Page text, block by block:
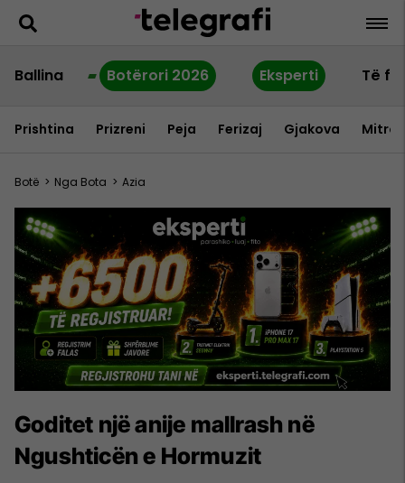
Ballina Botërori 2026 Eksperti Të
Prishtina Prizreni Peja Ferizaj Gjakova
Botë > Nga Bota > Azia
Goditet një anije mallrash në
Ngushticën e Hormuzit